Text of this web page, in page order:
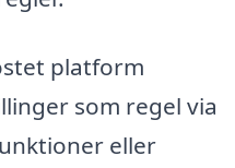
platform
som regel via
eller